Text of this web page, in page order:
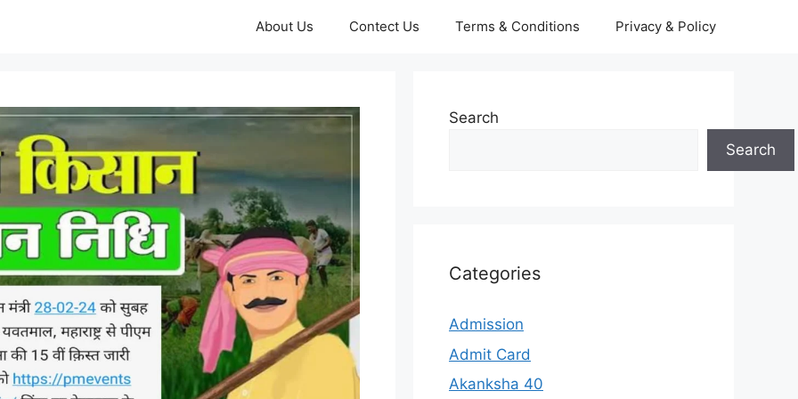
About Us Contect Us Terms & Conditions Privacy & Policy
Search
Search
Categories
Admission
Admit Card
Akanksha 40